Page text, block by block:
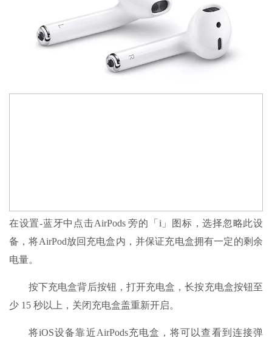
在设置-蓝牙中点击AirPods 旁的「i」图标，选择忽略此设
备，将AirPod放回充电盒内，并保证充电盒拥有一定的剩余
电量。
按下充电盒背后按钮，打开充电盒，长按充电盒按钮至
少 15 秒以上，关闭充电盒盖重新开启。
将iOS设备靠近AirPods充电盒，将可以查看到连接弹